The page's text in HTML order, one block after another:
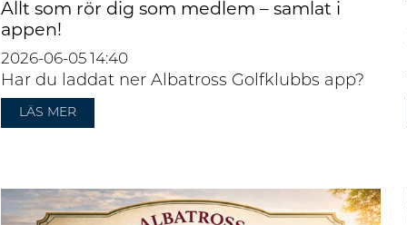
Allt som rör dig som medlem – samlat i
appen!
2026-06-05 14:40
Har du laddat ner Albatross Golfklubbs app?
LÄS MER